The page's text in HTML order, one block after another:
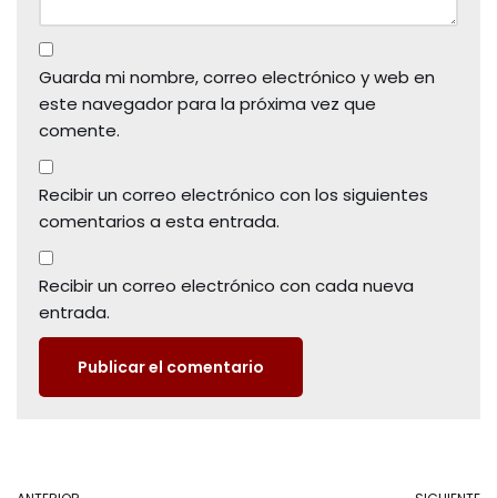
Guarda mi nombre, correo electrónico y web en
este navegador para la próxima vez que
comente.
Recibir un correo electrónico con los siguientes
comentarios a esta entrada.
Recibir un correo electrónico con cada nueva
entrada.